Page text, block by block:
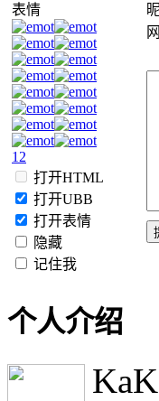
表情
1 2
打开HTML
打开UBB
打开表情
隐藏
记住我
个人介绍